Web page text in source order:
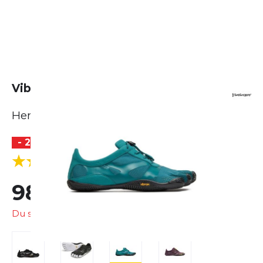
Vibram FiveFingers KSO Evo
Herren
- 24 %
5.0 (4 Bewertungen)
98,99 € 130,00 €
Du sparst